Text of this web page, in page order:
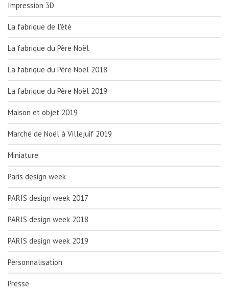
Impression 3D
La fabrique de l'été
La fabrique du Père Noël
La fabrique du Père Noël 2018
La fabrique du Père Noël 2019
Maison et objet 2019
Marché de Noël à Villejuif 2019
Miniature
Paris design week
PARIS design week 2017
PARIS design week 2018
PARIS design week 2019
Personnalisation
Presse